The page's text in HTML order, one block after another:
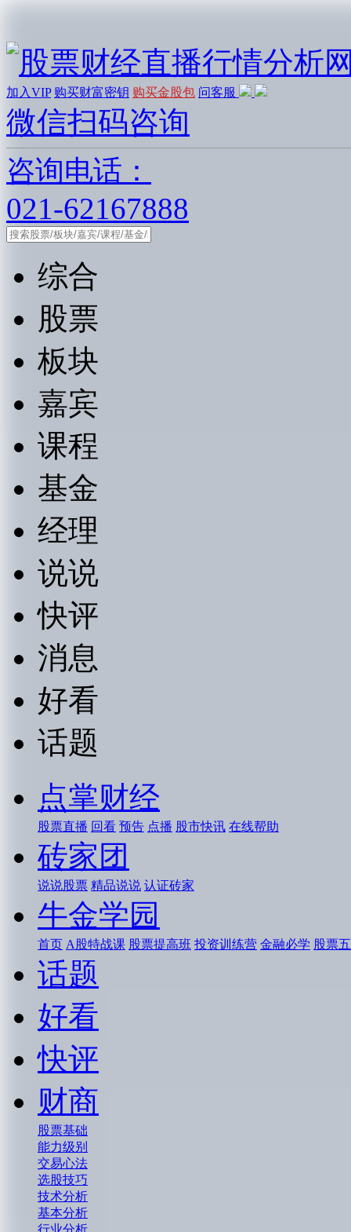
加入VIP 购买财富密钥 购买金股包 问客服
微信扫码咨询
咨询电话：
021-62167888
综合
股票
板块
嘉宾
课程
基金
经理
说说
快评
消息
好看
话题
点掌财经
股票直播 回看 预告 点播 股市快讯 在线帮助
砖家团
说说股票 精品说说 认证砖家
牛金学园
首页 A股特战课 股票提高班 投资训练营 金融必学 股票
话题
好看
快评
财商
股票基础
能力级别
交易心法
选股技巧
技术分析
基本分析
行业分析